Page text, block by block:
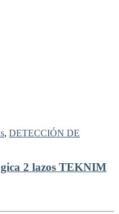
, DETECCIÓN DE
2 lazos TEKNIM